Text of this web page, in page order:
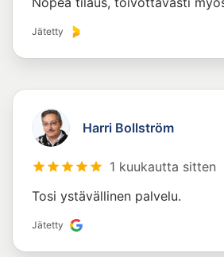
Jätetty
Harri Bollström
1 kuukautta sitten
Tosi ystävällinen palvelu.
Jätetty